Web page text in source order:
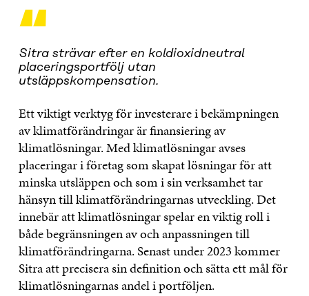
“
Sitra strävar efter en koldioxidneutral
placeringsportfölj utan
utsläppskompensation.
Ett viktigt verktyg för investerare i bekämpningen
av klimatförändringar är finansiering av
klimatlösningar. Med klimatlösningar avses
placeringar i företag som skapat lösningar för att
minska utsläppen och som i sin verksamhet tar
hänsyn till klimatförändringarnas utveckling. Det
innebär att klimatlösningar spelar en viktig roll i
både begränsningen av och anpassningen till
klimatförändringarna. Senast under 2023 kommer
Sitra att precisera sin definition och sätta ett mål för
klimatlösningarnas andel i portföljen.